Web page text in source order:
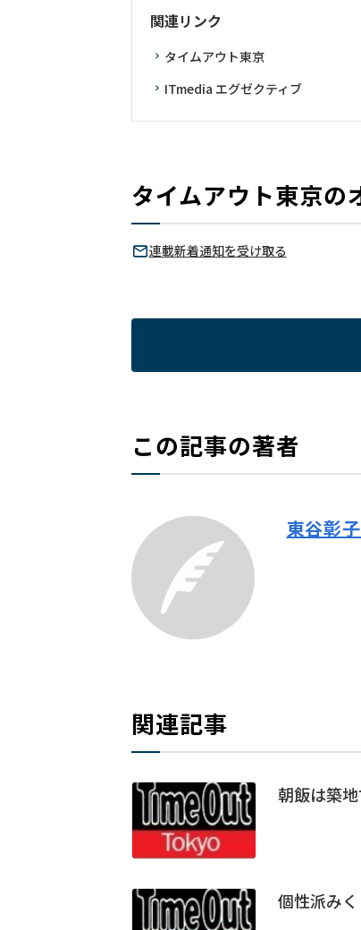
関連リンク
タイムアウト東京
ITmedia エグゼクティブ
タイムアウト東京の
連載新着通知を受け取る
この記事の著者
東谷彰子
関連記事
朝飯は築
個性派み